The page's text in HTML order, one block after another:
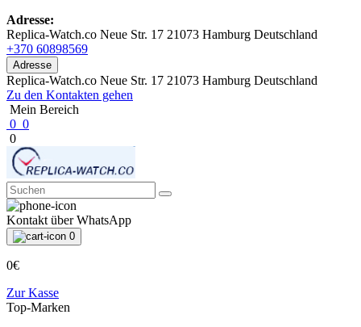
Adresse:
Replica-Watch.co Neue Str. 17 21073 Hamburg Deutschland
+370 60898569
Adresse
Replica-Watch.co Neue Str. 17 21073 Hamburg Deutschland
Zu den Kontakten gehen
Mein Bereich
0 0
0
Kontakt über WhatsApp
0
0€
Zur Kasse
Top-Marken